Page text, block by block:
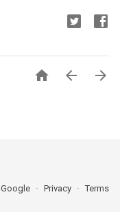
  
Google Privacy Terms